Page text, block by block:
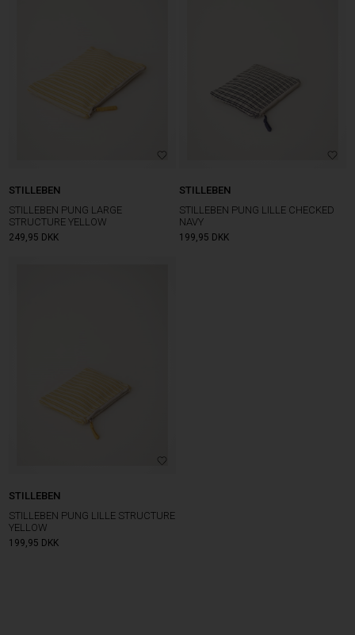
STILLEBEN
STILLEBEN PUNG LARGE
STRUCTURE YELLOW
249,95 DKK
STILLEBEN
STILLEBEN PUNG LILLE CHECKED
NAVY
199,95 DKK
STILLEBEN
STILLEBEN PUNG LILLE STRUCTURE
YELLOW
199,95 DKK